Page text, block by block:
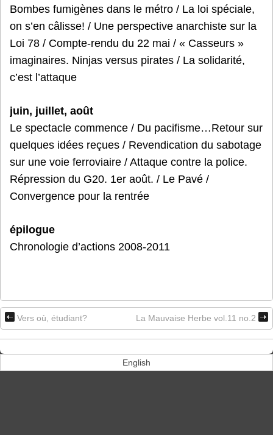
Bombes fumigènes dans le métro / La loi spéciale,
on s’en câlisse! / Une perspective anarchiste sur la
Loi 78 / Compte-rendu du 22 mai / « Casseurs »
imaginaires. Ninjas versus pirates / La solidarité,
c’est l’attaque
juin, juillet, août
Le spectacle commence / Du pacifisme…Retour sur
quelques idées reçues / Revendication du sabotage
sur une voie ferroviaire / Attaque contre la police.
Répression du G20. 1er août. / Le Pavé /
Convergence pour la rentrée
épilogue
Chronologie d’actions 2008-2011
Vers où, étudiant? La Mauvaise Herbe vol.11 no.2
English